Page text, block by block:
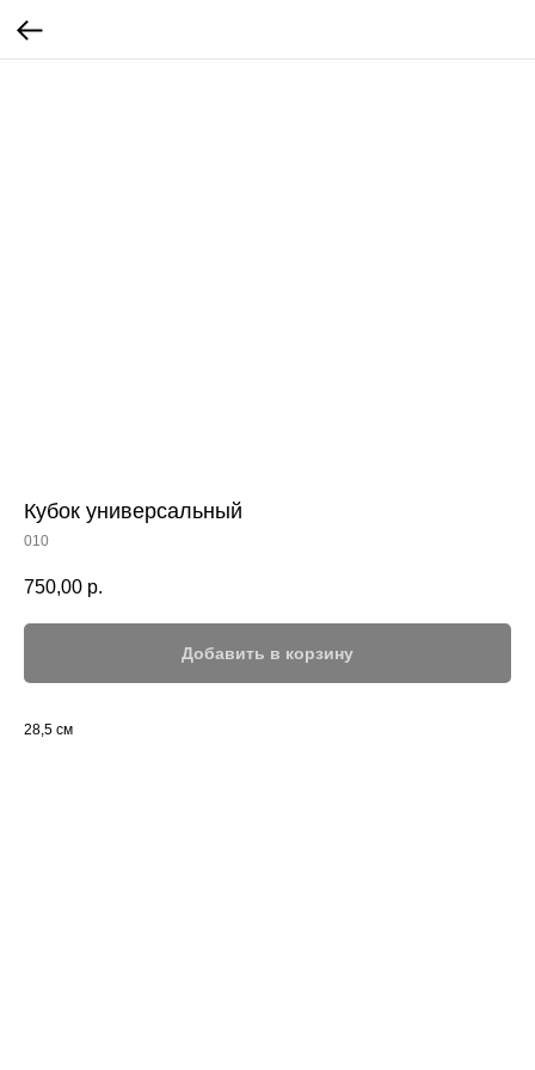
Кубок универсальный
010
750,00 р.
Добавить в корзину
28,5 см